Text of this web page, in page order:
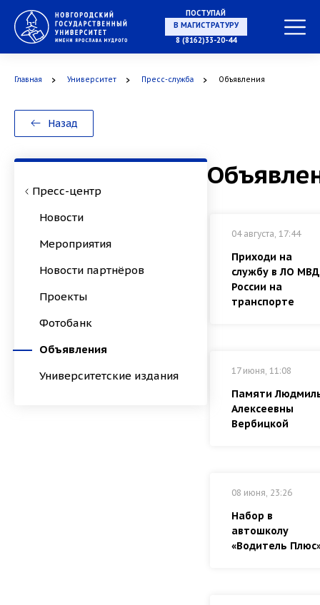
ПОСТУПАЙ
В МАГИСТРАТУРУ
В ОРДИНАТУРУ
8 (8162)33-20-44
Главная Университет Пресс-служба Объявления
Назад
Пресс-центр
Новости
Мероприятия
Новости партнёров
Проекты
Фотобанк
Объявления
Университетские издания
04 августа, 17:44
Приходи на
службу в ЛО МВД
России на
транспорте
17 июня, 11:08
Памяти
Алексеевны
Вербицкой
08 июня, 23:26
Набор в
автошколу
«Водитель